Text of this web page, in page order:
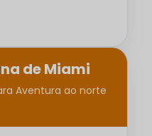
de Miami
Aventura ao norte